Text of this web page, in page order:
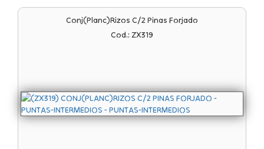
Conj(planc)rizos C/2 Pinas Forjado
Cod.: ZX319